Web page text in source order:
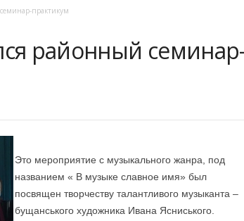
практикум
районный
Это мероприятие с музыкального жанра, под
названием « В музыке славное имя» был
посвящен творчеству талантливого музыканта –
бущанського художника Ивана Ясниського.